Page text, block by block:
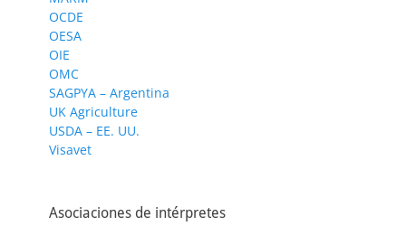
OCDE
OESA
OIE
OMC
SAGPYA – Argentina
UK Agriculture
USDA – EE. UU.
Visavet
Asociaciones de intérpretes